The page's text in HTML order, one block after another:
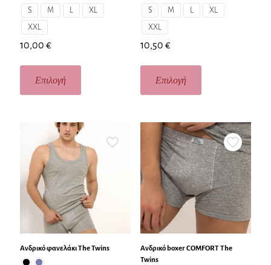
S M L
XL
XXL
10,00 €
Επιλογή
S M L
XL
XXL
10,50 €
Επιλογή
Ανδρικό φανελάκι The Twins
Ανδρικό boxer COMFORT The
Twins